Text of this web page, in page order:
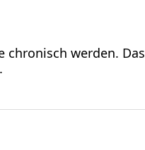
chronisch werden. Das